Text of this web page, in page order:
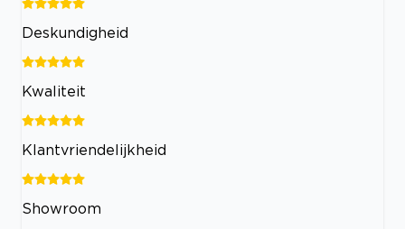
Deskundigheid
Kwaliteit
Klantvriendelijkheid
Showroom